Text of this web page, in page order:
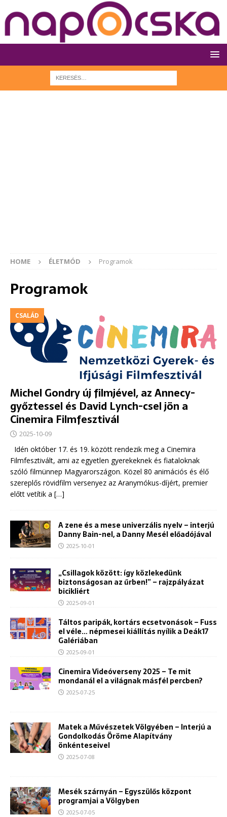
HOME ÉLETMÓD Programok
Programok
CSALÁD
Michel Gondry új filmjével, az Annecy-
győztessel és David Lynch-csel jön a
Cinemira Filmfesztivál
2025-10-09
Idén október 17. és 19. között rendezik meg a Cinemira
Filmfesztivált, ami az egyetlen gyerekeknek és fiataloknak
szóló filmünnep Magyarországon. Közel 80 animációs és élő
szereplős rövidfilm versenyez az Aranymókus-díjért, premier
előtt vetítik a […]
A zene és a mese univerzális nyelv – interjú
Danny Bain-nel, a Danny Mesél előadójával
2025-10-01
„Csillagok között: így közlekedünk
biztonságosan az űrben!” – rajzpályázat
bicikliért
2025-09-01
Táltos paripák, kortárs ecsetvonások – Fuss
el véle… népmesei kiállítás nyílik a Deák17
Galériában
2025-09-01
Cinemira Videóverseny 2025 – Te mit
mondanál el a világnak másfél percben?
2025-07-25
Matek a Művészetek Völgyében – Interjú a
Gondolkodás Öröme Alapítvány
önkénteseivel
2025-07-08
Mesék szárnyán – Egyszülős központ
programjai a Völgyben
2025-07-05